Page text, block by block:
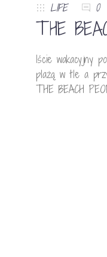
LIFE 0
THE
Iście wakacyjny
plażą w tle a
THE BEACH